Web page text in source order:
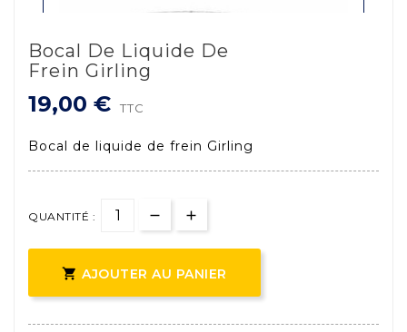
Bocal De Liquide De
Frein Girling
19,00 € TTC
Bocal de liquide de frein Girling
QUANTITÉ :
 AJOUTER AU PANIER